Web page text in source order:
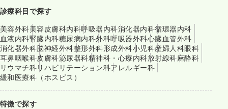
診療科目で探す
美容外科美容皮膚科内科呼吸器内科消化器内科循環器内科
血液内科腎臓内科糖尿病内科外科呼吸器外科心臓血管外科
消化器外科脳神経外科整形外科形成外科小児科産婦人科眼科
耳鼻咽喉科皮膚科泌尿器科精神科・心療内科放射線科麻酔科
リウマチ科リハビリテーション科アレルギー科
緩和医療科（ホスピス）
特徴で探す